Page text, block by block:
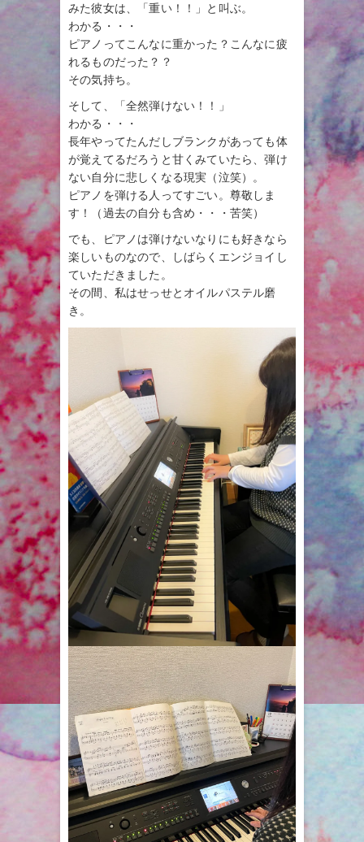
みた彼女は、「重い！！」と叫ぶ。
わかる・・・
ピアノってこんなに重かった？こんなに疲
れるものだった？？
その気持ち。
そして、「全然弾けない！！」
わかる・・・
長年やってたんだしブランクがあっても体
が覚えてるだろうと甘くみていたら、弾け
ない自分に悲しくなる現実（泣笑）。
ピアノを弾ける人ってすごい。尊敬しま
す！（過去の自分も含め・・・苦笑）
でも、ピアノは弾けないなりにも好きなら
楽しいものなので、しばらくエンジョイし
ていただきました。
その間、私はせっせとオイルパステル磨
き。